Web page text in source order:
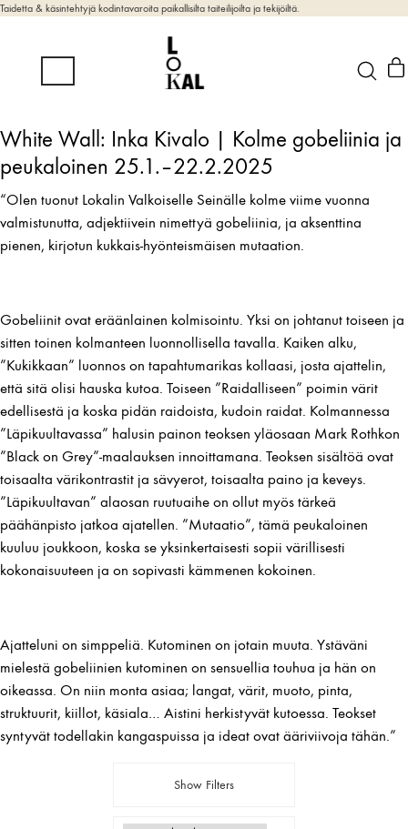
Taidetta & käsintehtyjä kodintavaroita paikallisilta taiteilijoilta ja tekijöiltä.
White Wall: Inka Kivalo | Kolme gobeliinia ja
peukaloinen 25.1.–22.2.2025
“Olen tuonut Lokalin Valkoiselle Seinälle kolme viime vuonna
valmistunutta, adjektiivein nimettyä gobeliinia, ja aksenttina
pienen, kirjotun kukkais-hyönteismäisen mutaation.
Gobeliinit ovat eräänlainen kolmisointu. Yksi on johtanut toiseen ja
sitten toinen kolmanteen luonnollisella tavalla. Kaiken alku,
”Kukikkaan” luonnos on tapahtumarikas kollaasi, josta ajattelin,
että sitä olisi hauska kutoa. Toiseen ”Raidalliseen” poimin värit
edellisestä ja koska pidän raidoista, kudoin raidat. Kolmannessa
”Läpikuultavassa” halusin painon teoksen yläosaan Mark Rothkon
”Black on Grey”-maalauksen innoittamana. Teoksen sisältöä ovat
toisaalta värikontrastit ja sävyerot, toisaalta paino ja keveys.
”Läpikuultavan” alaosan ruutuaihe on ollut myös tärkeä
päähänpisto jatkoa ajatellen. ”Mutaatio”, tämä peukaloinen
kuuluu joukkoon, koska se yksinkertaisesti sopii värillisesti
kokonaisuuteen ja on sopivasti kämmenen kokoinen.
Ajatteluni on simppeliä. Kutominen on jotain muuta. Ystäväni
mielestä gobeliinien kutominen on sensuellia touhua ja hän on
oikeassa. On niin monta asiaa; langat, värit, muoto, pinta,
struktuurit, kiillot, käsiala… Aistini herkistyvät kutoessa. Teokset
syntyvät todellakin kangaspuissa ja ideat ovat ääriviivoja tähän.”
Show Filters